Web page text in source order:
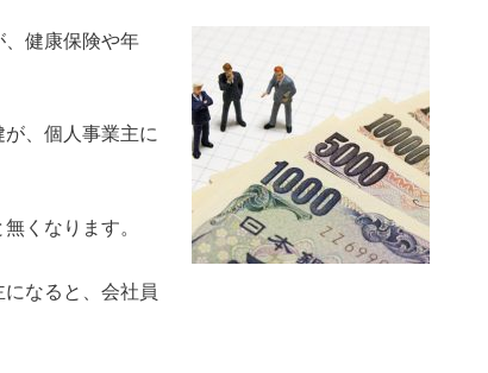
健康保険や年
、個人事業主に
くなります。
なると、会社員